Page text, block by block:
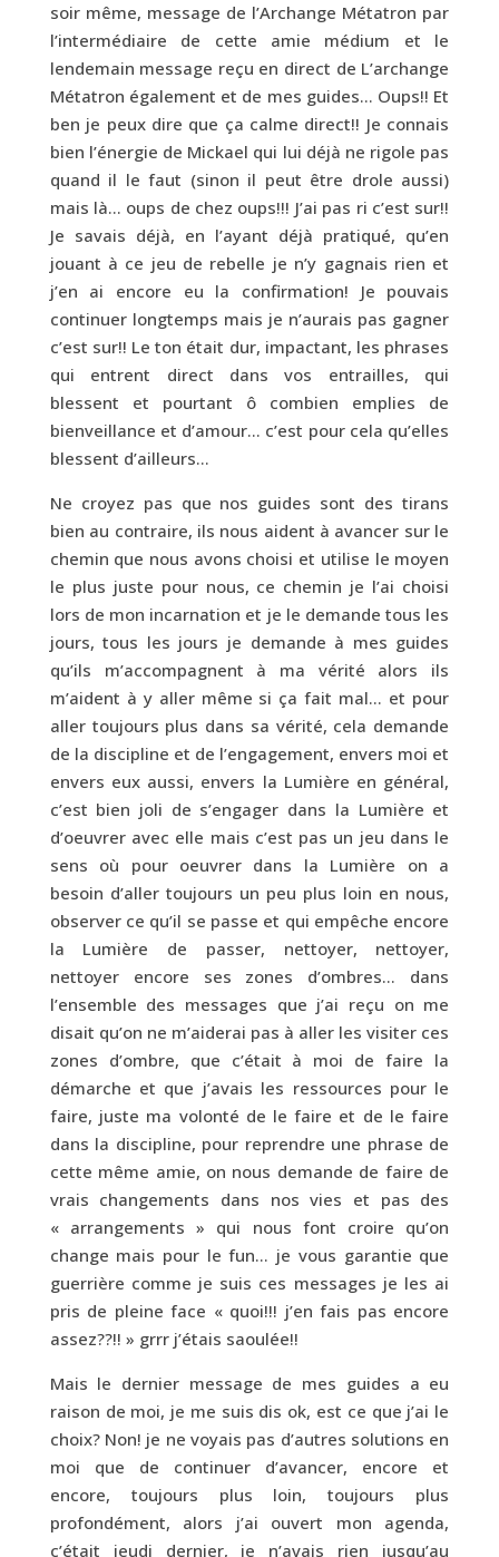
soir même, message de l’Archange Métatron par
l’intermédiaire de cette amie médium et le
lendemain message reçu en direct de L’archange
Métatron également et de mes guides… Oups!! Et
ben je peux dire que ça calme direct!! Je connais
bien l’énergie de Mickael qui lui déjà ne rigole pas
quand il le faut (sinon il peut être drole aussi)
mais là… oups de chez oups!!! J’ai pas ri c’est sur!!
Je savais déjà, en l’ayant déjà pratiqué, qu’en
jouant à ce jeu de rebelle je n’y gagnais rien et
j’en ai encore eu la confirmation! Je pouvais
continuer longtemps mais je n’aurais pas gagner
c’est sur!! Le ton était dur, impactant, les phrases
qui entrent direct dans vos entrailles, qui
blessent et pourtant ô combien emplies de
bienveillance et d’amour… c’est pour cela qu’elles
blessent d’ailleurs…
Ne croyez pas que nos guides sont des tirans
bien au contraire, ils nous aident à avancer sur le
chemin que nous avons choisi et utilise le moyen
le plus juste pour nous, ce chemin je l’ai choisi
lors de mon incarnation et je le demande tous les
jours, tous les jours je demande à mes guides
qu’ils m’accompagnent à ma vérité alors ils
m’aident à y aller même si ça fait mal… et pour
aller toujours plus dans sa vérité, cela demande
de la discipline et de l’engagement, envers moi et
envers eux aussi, envers la Lumière en général,
c’est bien joli de s’engager dans la Lumière et
d’oeuvrer avec elle mais c’est pas un jeu dans le
sens où pour oeuvrer dans la Lumière on a
besoin d’aller toujours un peu plus loin en nous,
observer ce qu’il se passe et qui empêche encore
la Lumière de passer, nettoyer, nettoyer,
nettoyer encore ses zones d’ombres… dans
l’ensemble des messages que j’ai reçu on me
disait qu’on ne m’aiderai pas à aller les visiter ces
zones d’ombre, que c’était à moi de faire la
démarche et que j’avais les ressources pour le
faire, juste ma volonté de le faire et de le faire
dans la discipline, pour reprendre une phrase de
cette même amie, on nous demande de faire de
vrais changements dans nos vies et pas des
« arrangements » qui nous font croire qu’on
change mais pour le fun… je vous garantie que
guerrière comme je suis ces messages je les ai
pris de pleine face « quoi!!! j’en fais pas encore
assez??!! » grrr j’étais saoulée!!
Mais le dernier message de mes guides a eu
raison de moi, je me suis dis ok, est ce que j’ai le
choix? Non! je ne voyais pas d’autres solutions en
moi que de continuer d’avancer, encore et
encore, toujours plus loin, toujours plus
profondément, alors j’ai ouvert mon agenda,
c’était jeudi dernier, je n’avais rien jusqu’au